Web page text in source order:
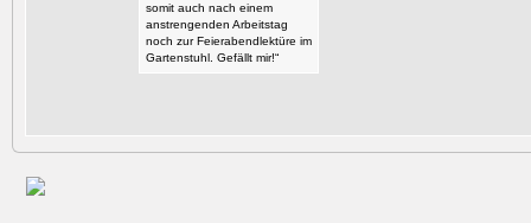
somit auch nach einem
anstrengenden Arbeitstag
noch zur Feierabendlektüre im
Gartenstuhl. Gefällt mir!“